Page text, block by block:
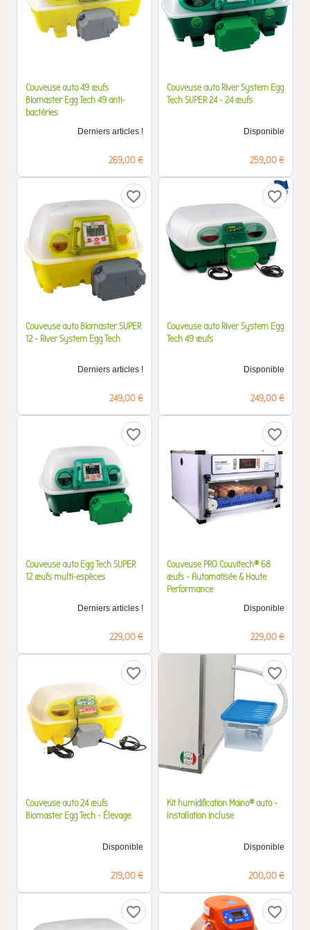
Couveuse auto 49 œufs
Biomaster Egg Tech 49 anti-
bactéries
Derniers articles !
Prix
269,00 €
Couveuse auto River System Egg
Tech SUPER 24 - 24 œufs
Disponible
Prix
259,00 €
favorite_border
Couveuse auto Biomaster SUPER
12 - River System Egg Tech
Derniers articles !
Prix
249,00 €
favorite_border
Couveuse auto River System Egg
Tech 49 œufs
Disponible
Prix
249,00 €
favorite_border
Couveuse auto Egg Tech SUPER
12 œufs multi-espèces
Derniers articles !
Prix
229,00 €
favorite_border
Couveuse PRO Couvitech® 68
œufs - Automatisée & Haute
Performance
Disponible
Prix
229,00 €
favorite_border
Couveuse auto 24 œufs
Biomaster Egg Tech - Élevage
Disponible
Prix
219,00 €
favorite_border
Kit humidification Maino® auto -
Installation incluse
Disponible
Prix
200,00 €
favorite_border favorite_border